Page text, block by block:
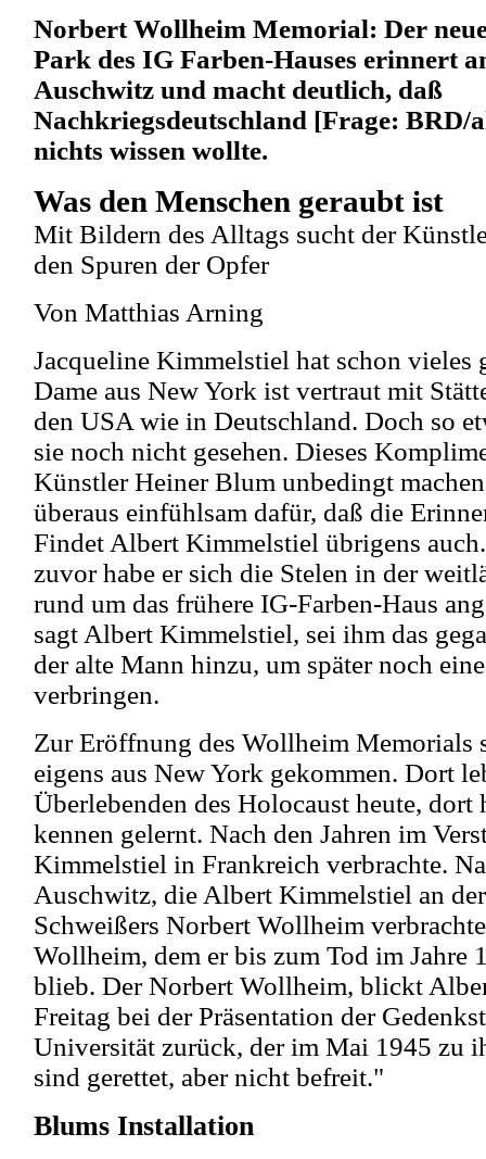
Norbert Wollheim Memorial: Der
Park des IG Farben-Hauses erinnert
Auschwitz und macht deutlich, daß
Nachkriegsdeutschland [Frage: BRD/
nichts wissen wollte.
Was den Menschen geraubt ist
Mit Bildern des Alltags sucht der
den Spuren der Opfer
Von Matthias Arning
Jacqueline Kimmelstiel hat schon vieles
Dame aus New York ist vertraut mit
den USA wie in Deutschland. Doch so
sie noch nicht gesehen. Dieses
Künstler Heiner Blum unbedingt
überaus einfühlsam dafür, daß die
Findet Albert Kimmelstiel übrigens
zuvor habe er sich die Stelen in der
rund um das frühere IG-Farben-Haus
sagt Albert Kimmelstiel, sei ihm das
der alte Mann hinzu, um später noch
verbringen.
Zur Eröffnung des Wollheim Memorials
eigens aus New York gekommen. Dort
Überlebenden des Holocaust heute, dort
kennen gelernt. Nach den Jahren im
Kimmelstiel in Frankreich verbrachte.
Auschwitz, die Albert Kimmelstiel an
Schweißers Norbert Wollheim
Wollheim, dem er bis zum Tod im Jahre
blieb. Der Norbert Wollheim, blickt
Freitag bei der Präsentation der
Universität zurück, der im Mai 1945 zu
sind gerettet, aber nicht befreit."
Blums Installation